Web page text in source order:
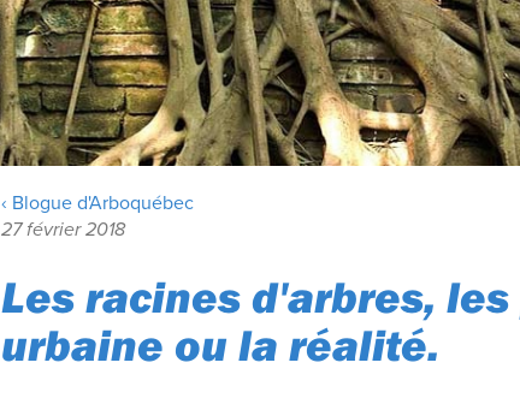
‹ Blogue d'Arboquébec
27 février 2018
Les racines d'arbres,
urbaine ou la réalité.